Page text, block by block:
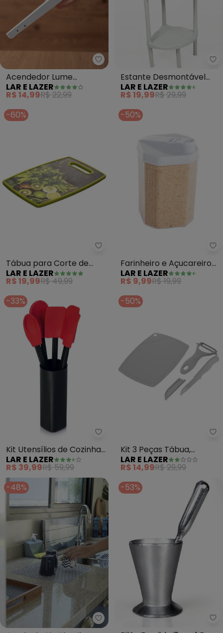
Lar e Lazer - Acendedor Lume
Acendedor Lume
(Gatinhos) Branco
LAR E LAZER
R$ 14,99R$ 22,99
Estante Desmontável
Marmorizada 3 em 1
LAR E LAZER
R$ 19,99R$ 29,99
-60%
Lar e Lazer - Tábua para
Tábua para Corte de
Plástico com (Estampa
Kiwi)
LAR E LAZER
R$ 19,99R$ 49,99
-50%
Farinheiro e Açucareiro
(Branco) 1 Peça
LAR E LAZER
R$ 9,99R$ 19,99
-33%
Lar e Lazer - Kit Utensílios de
Kit Utensílios de Cozinha
(Vermelho) 6 Peças
LAR E LAZER
R$ 39,99R$ 59,99
-50%
Kit 3 Peças Tábua,
Descascador e Faca com
Protetor
LAR E LAZER
R$ 14,99R$ 29,99
-48%
Lar e Lazer - Grade de Pia
-53%